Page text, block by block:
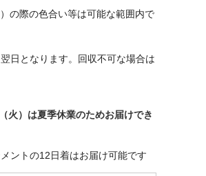
の際の色合い等は可能な範囲内で
日となります。回収不可な場合は
火）は夏季休業のためお届けでき
ントの12日着はお届け可能です